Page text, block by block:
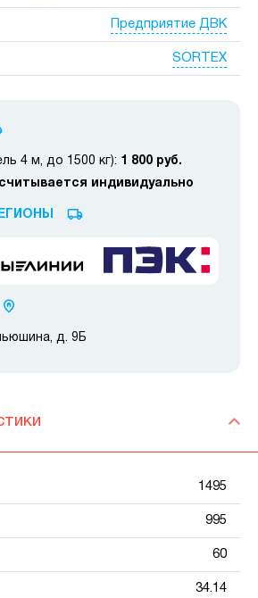
Предприятие ДВК
SORTEX
4 м, до 1500 кг): 1 800 руб.
индивидуально
д. 9Б
1495
995
60
34.14